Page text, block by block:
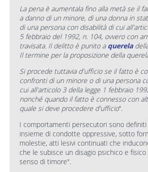
La pena è aumentala fino alla metà se il
a danno di un minore, di una donna in
di una persona con disabilità di cui
5 febbraio del 1992, n. 104, ovvero con
travisata. Il delitto è punito a querela
Il termine per la proposizione della
Si procede tuttavia d'ufficio se il fatto è
confronti di un minore o di una persona
cui all'articolo 3 della legge 1 febbraio
nonché quando il fatto è connesso con
quale si deve procedere d'ufficio".
I comportamenti persecutori sono
insieme di condotte oppressive, sotto
molestie, atti lesivi continuati che
che le subisce un disagio psichico e
senso di timore".